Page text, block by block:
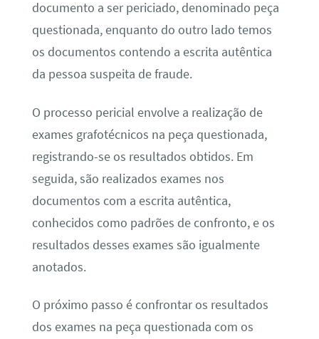
documento a ser periciado, denominado peça
questionada, enquanto do outro lado temos
os documentos contendo a escrita autêntica
da pessoa suspeita de fraude.
O processo pericial envolve a realização de
exames grafotécnicos na peça questionada,
registrando-se os resultados obtidos. Em
seguida, são realizados exames nos
documentos com a escrita autêntica,
conhecidos como padrões de confronto, e os
resultados desses exames são igualmente
anotados.
O próximo passo é confrontar os resultados
dos exames na peça questionada com os